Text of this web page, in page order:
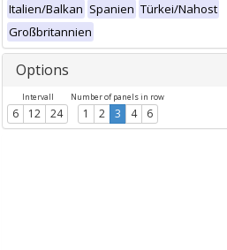
Italien/Balkan Spanien Türkei/Nahost
Großbritannien
Options
Intervall
6 12 24
Number of panels in row
1 2 3 4 6